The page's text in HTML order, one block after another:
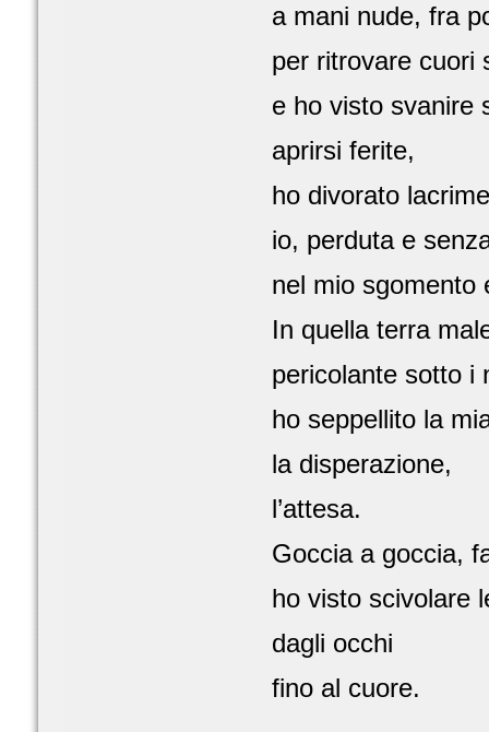
a mani nude, fra
per ritrovare cuori
e ho visto svanire
aprirsi ferite,
ho divorato
io, perduta e
nel mio sgomento
In quella terra
pericolante sotto i
ho seppellito la
la disperazione,
l’attesa.
Goccia a goccia,
ho visto scivolare
dagli occhi
fino al cuore.